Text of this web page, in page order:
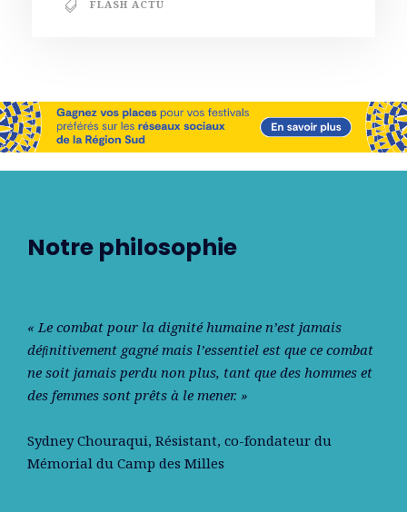
FLASH ACTU
Notre philosophie
« Le combat pour la dignité humaine n’est jamais
déﬁnitivement gagné mais l’essentiel est que ce combat
ne soit jamais perdu non plus, tant que des hommes et
des femmes sont prêts à le mener. »
Sydney Chouraqui, Résistant, co-fondateur du
Mémorial du Camp des Milles